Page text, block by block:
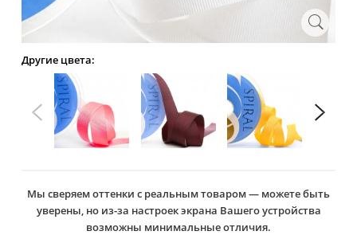
Другие цвета:
Мы сверяем оттенки с реальным товаром — можете быть
уверены, но из-за настроек экрана Вашего устройства
возможны минимальные отличия.